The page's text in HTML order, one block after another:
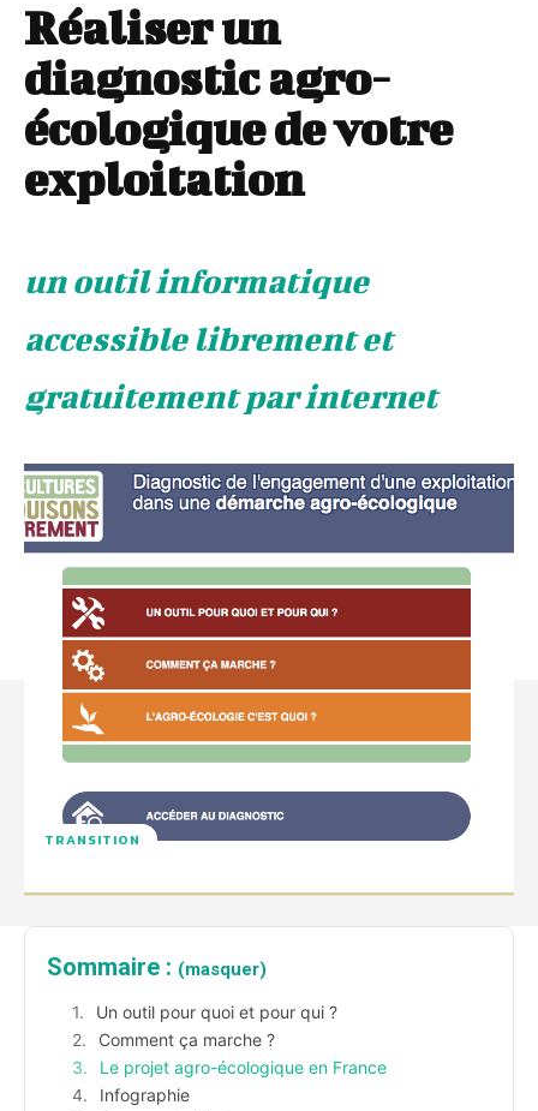
Réaliser un
diagnostic agro-
écologique de votre
exploitation
un outil informatique
accessible librement et
gratuitement par internet
TRANSITION
Sommaire : (masquer)
Un outil pour quoi et pour qui ?
Comment ça marche ?
Le projet agro-écologique en France
Infographie